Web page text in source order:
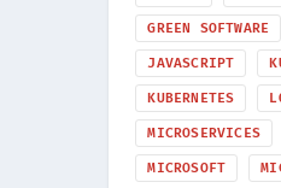
GREEN SOFTWARE
JAVASCRIPT
KUBERNETES
MICROSERVICES
MICROSOFT